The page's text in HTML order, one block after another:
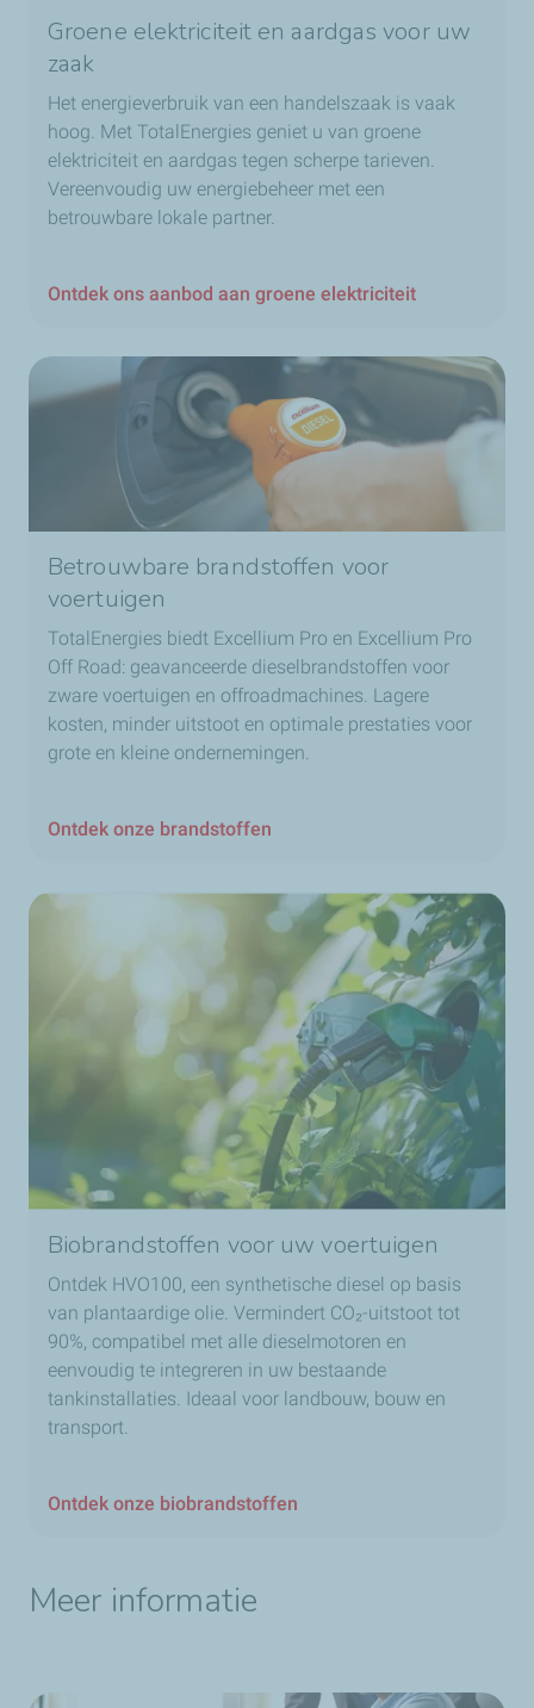
Groene elektriciteit en aardgas voor uw
zaak
Het energieverbruik van een handelszaak is vaak
hoog. Met TotalEnergies geniet u van groene
elektriciteit en aardgas tegen scherpe tarieven.
Vereenvoudig uw energiebeheer met een
betrouwbare lokale partner.
Ontdek ons aanbod aan groene elektriciteit
Betrouwbare brandstoffen voor
voertuigen
TotalEnergies biedt Excellium Pro en Excellium Pro
Off Road: geavanceerde dieselbrandstoffen voor
zware voertuigen en offroadmachines. Lagere
kosten, minder uitstoot en optimale prestaties voor
grote en kleine ondernemingen.
Ontdek onze brandstoffen
Biobrandstoffen voor uw voertuigen
Ontdek HVO100, een synthetische diesel op basis
van plantaardige olie. Vermindert CO₂-uitstoot tot
90%, compatibel met alle dieselmotoren en
eenvoudig te integreren in uw bestaande
tankinstallaties. Ideaal voor landbouw, bouw en
transport.
Ontdek onze biobrandstoffen
Meer informatie